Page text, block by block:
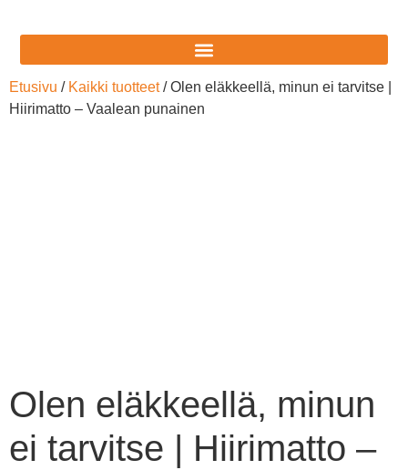
Etusivu / Kaikki tuotteet/ Olen eläkkeellä, minun ei tarvitse |
Hiirimatto – Vaalean punainen
Olen eläkkeellä, minun
ei tarvitse | Hiirimatto –